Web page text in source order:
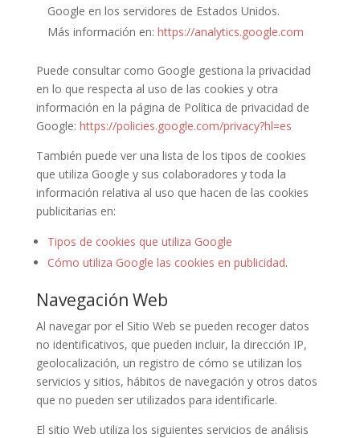
Google en los servidores de Estados Unidos.
Más información en: https://analytics.google.com
Puede consultar como Google gestiona la privacidad
en lo que respecta al uso de las cookies y otra
información en la página de Política de privacidad de
Google: https://policies.google.com/privacy?hl=es
También puede ver una lista de los tipos de cookies
que utiliza Google y sus colaboradores y toda la
información relativa al uso que hacen de las cookies
publicitarias en:
Tipos de cookies que utiliza Google
Cómo utiliza Google las cookies en publicidad.
Navegación Web
Al navegar por el Sitio Web se pueden recoger datos
no identificativos, que pueden incluir, la dirección IP,
geolocalización, un registro de cómo se utilizan los
servicios y sitios, hábitos de navegación y otros datos
que no pueden ser utilizados para identificarle.
El sitio Web utiliza los siguientes servicios de análisis